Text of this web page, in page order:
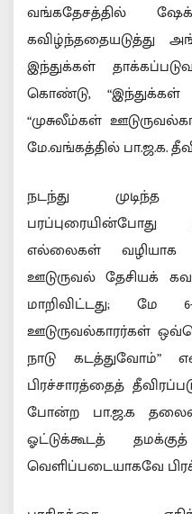
வங்கதேசத்தில்
கவிழ்ந்ததையடுத்து
இந்துக்கள்
கொண்டு, “இந்துக்கள்
“முசுலீம்கள்
மே.வங்கத்தில் பா.ஜ.க.
நடந்து
பரப்புரையின்போது
எல்லைகள் வழியாக
ஊடுருவல் தேசியக்
மாறிவிட்டது; மே
ஊடுருவல்காரர்கள்
நாடு கடத்துவோம்”
பிரச்சாரத்தைத்
போன்ற பா.ஜ.க
ஓட்டுக்கூடத்
வெளிப்படையாகவே